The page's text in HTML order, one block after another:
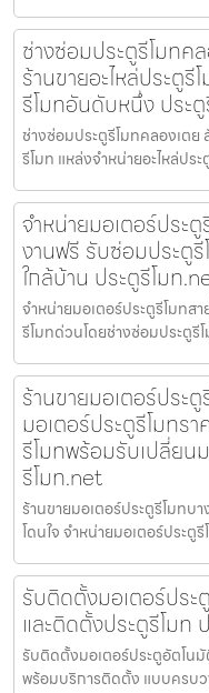
ช่างซ่อมประตูรีโมทค
ร้านขายอะไหล่ประตูรี
รีโมทอันดับหนึ่ง ประ
ช่างซ่อมประตูรีโมทคลองเตย
รีโมท แหล่งจำหน่ายอะไหล่ปร
จำหน่ายมอเตอร์ประตู
งานฟรี รับซ่อมประตู
ใกล้บ้าน ประตูรีโมท
จำหน่ายมอเตอร์ประตูรีโมทส
รีโมทด่วนโดยช่างซ่อมประตู
ร้านขายมอเตอร์ประ
มอเตอร์ประตูรีโมทรา
รีโมทพร้อมรับเปลี่ยน
รีโมท.net
ร้านขายมอเตอร์ประตูรีโมทบ
โดนใจ จำหน่ายมอเตอร์ประตู
รับติดตั้งมอเตอร์ประ
และติดตั้งประตูรีโมท
รับติดตั้งมอเตอร์ประตูอัตโนมั
พร้อมบริการติดตั้ง แบบครบ